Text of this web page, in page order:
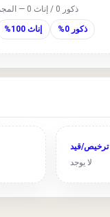
ذكور 0 / إناث 0 — المجموع 0
ذكور 0% إناث 100%
ترخيص/قيد
لا يوجد